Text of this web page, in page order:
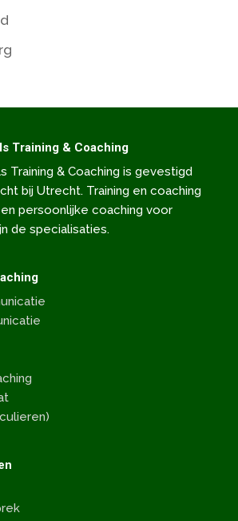
Training & Coaching
Training & Coaching is gevestigd
bij Utrecht. Training en coaching
persoonlijke coaching voor
de specialisaties.